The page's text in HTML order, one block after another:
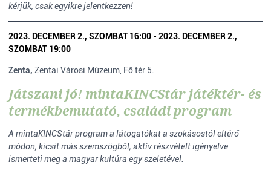
kérjük, csak egyikre jelentkezzen!
2023. DECEMBER 2., SZOMBAT 16:00 - 2023. DECEMBER 2.,
SZOMBAT 19:00
Zenta, Zentai Városi Múzeum, Fő tér 5.
Játszani jó! mintaKINCStár játéktér- és
termékbemutató, családi program
A mintaKINCStár program a látogatókat a szokásostól eltérő
módon, kicsit más szemszögből, aktív részvételt igényelve
ismerteti meg a magyar kultúra egy szeletével.